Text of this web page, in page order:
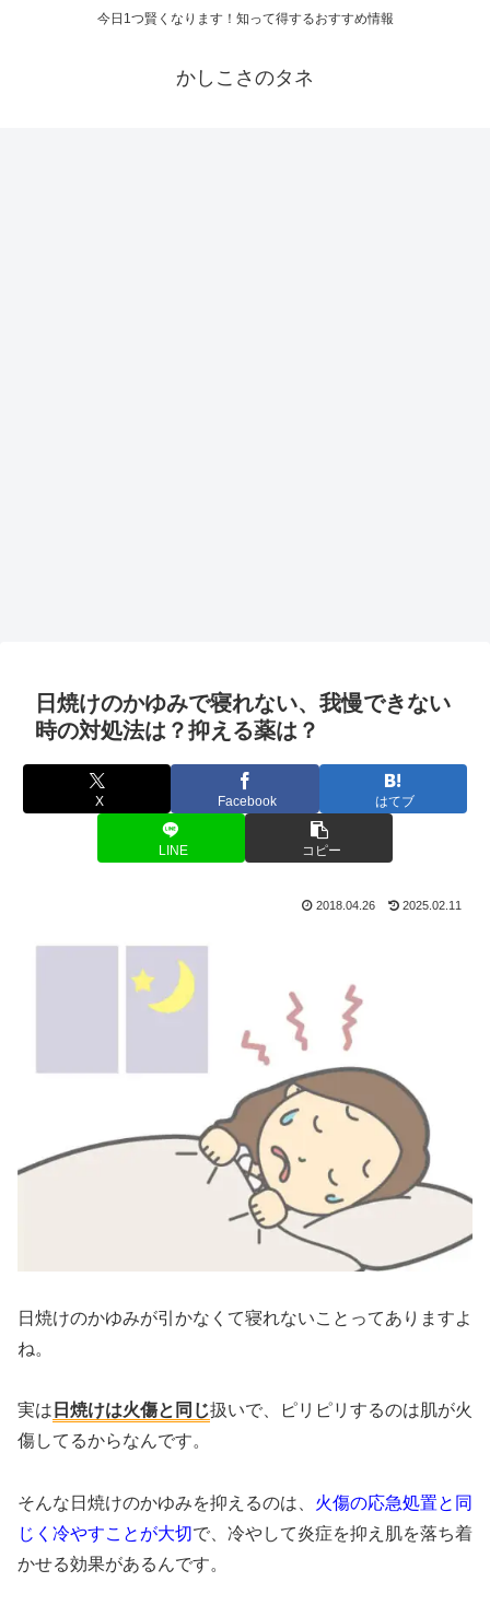
今日1つ賢くなります！知って得するおすすめ情報
かしこさのタネ
日焼けのかゆみで寝れない、我慢できない
時の対処法は？抑える薬は？
X Facebook はてブ
LINE コピー
2018.04.26 2025.02.11
日焼けのかゆみが引かなくて寝れないことってありますよ
ね。
実は 日焼けは火傷と同じ扱いで、ピリピリするのは肌が火
傷してるからなんです。
そんな日焼けのかゆみを抑えるのは、 火傷の応急処置と同
じく冷やすことが大切で、冷やして炎症を抑え肌を落ち着
かせる効果があるんです。